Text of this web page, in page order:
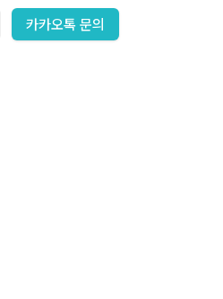
카카오톡 문의